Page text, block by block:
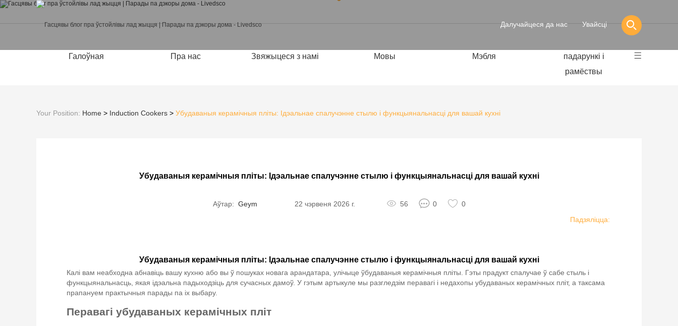
Далучайцеся да нас Увайсці
Галоўная Пра нас Звяжыцеся з намі Мовы Мэбля
падарункі і
рамёствы
Your Position: Home > Induction Cookers > Убудаваныя керамічныя пліты: Ідэальнае спалучэнне стылю і функцыянальнасці для вашай кухні
Убудаваныя керамічныя пліты: Ідэальнае спалучэнне стылю і функцыянальнасці для вашай кухні
Аўтар: Geym 22 чэрвеня 2026 г. 56 0
0
Падзяліцца:
Убудаваныя керамічныя пліты: Ідэальнае спалучэнне стылю і функцыянальнасці для вашай кухні
Калі вам неабходна абнавіць вашу кухню або вы ў пошуках новага арандатара, улічыце ўбудаваныя керамічныя пліты. Гэты прадукт спалучае ў сабе стыль і
функцыянальнасць, якая ідэальна падыходзіць для сучасных дамоў. У гэтым артыкуле мы разгледзім перавагі і недахопы убудаваных керамічных пліт, а таксама
прапануем практычныя парады па іх выбару.
Перавагі убудаваных керамічных пліт